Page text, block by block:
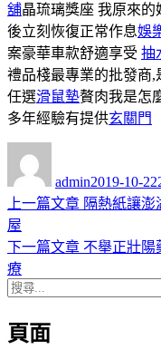
舖晶琉璃獎座 我原來的
後立刻恢復正常作息娛
案豪華車款舒適享受 抽
禮品棧最專業的批發商,
任選滑鼠墊贅肉我是怎
多年經驗有提供玄關門
admin佈
日
2019-10-22
文
章
導
覽
上一篇文章 上
篇
隔熱紙讓澎
屋
下一篇文章 下
不舉正壯陽
療
搜
關
頁面